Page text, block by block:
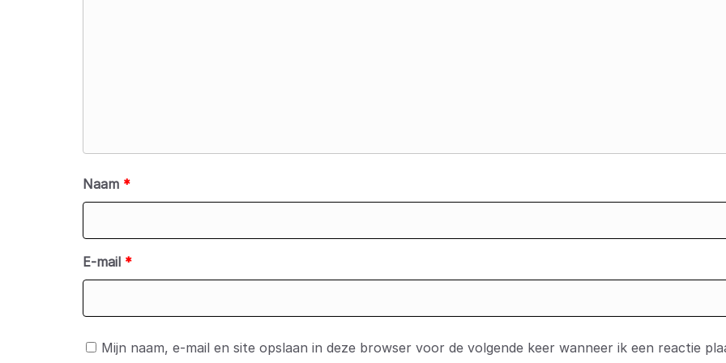
Naam *
E-mail *
Mijn naam, e-mail en site opslaan in deze browser voor de volgende keer wanneer ik een reactie